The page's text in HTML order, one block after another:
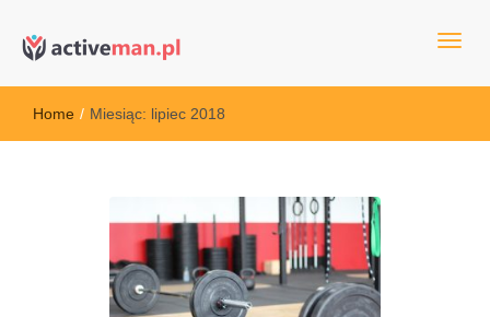
active man – sprzęt sportowy
sportowym
Home / Miesiąc: lipiec 2018